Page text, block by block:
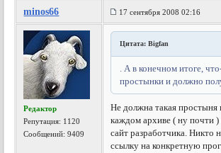
minos66 17 сентября 2008 02:16
Редактор
Репутация: 1120
Сообщений: 9409
Цитата: Bigfan
. А в конечном итоге,
простынки и должно
Не должна такая простыня
каждом архиве ( ну почти )
сайт разработчика. Никто
ссылку на конкретную